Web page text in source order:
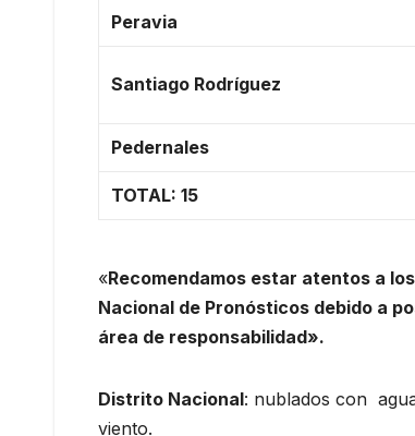
Peravia
Santiago Rodríguez
Pedernales
TOTAL: 15
«Recomendamos estar atentos a
Nacional de Pronósticos debido a
área de responsabilidad».
Distrito Nacional: nublados con
viento.